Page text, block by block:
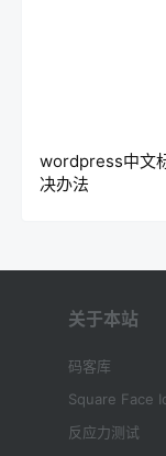
wordpress中文
决办法
关于本站
码客库
Square Face
反应力测试